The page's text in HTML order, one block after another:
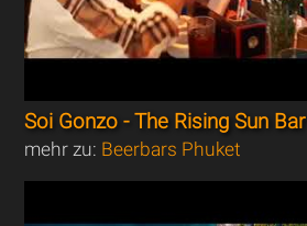
Soi Gonzo - The Rising Sun Bar
mehr zu: Beerbars Phuket